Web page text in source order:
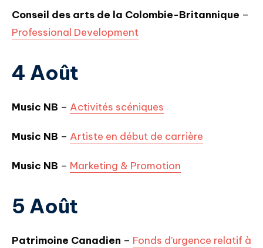
Conseil des arts de la Colombie-Britannique –
Professional Development
4 Août
Music NB – Activités scéniques
Music NB – Artiste en début de carrière
Music NB – Marketing & Promotion
5 Août
Patrimoine Canadien – Fonds d’urgence relatif à